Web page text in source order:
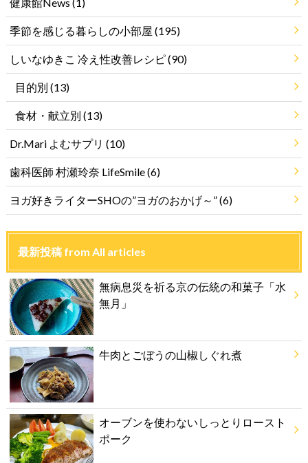
季節を感じる暮らしの小部屋 (195)
しいなゆきこ 冷え性改善レシピ(90)
目的別 (13)
食材・献立別 (13)
Dr.Mari よむサプリ (10)
歯科医師 村瀬玲奈 LifeSmile(6)
ヨガ好きライターSHOの”ヨガのおかげ～”(6)
最新投稿 from All articles
無病息災を祈る京の伝統の和菓子「水
無月」
牛肉とごぼうの山椒しぐれ煮
オーブンを使わないしっとりロースト
ポーク